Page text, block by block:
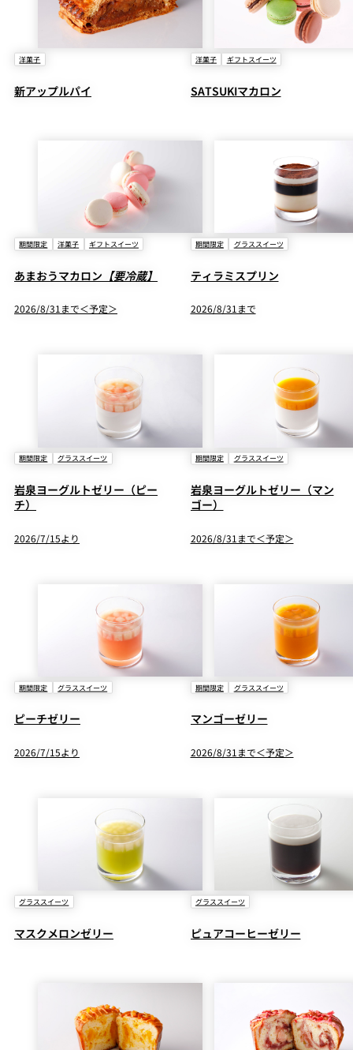
洋菓子
新アップルパイ
洋菓子 ギフトスイーツ
SATSUKIマカロン
期間限定 洋菓子 ギフトスイーツ
あまおうマカロン 【要冷蔵】
2026/8/31まで＜予定＞
期間限定 グラススイーツ
ティラミスプリン
2026/8/31まで
期間限定 グラススイーツ
岩泉ヨーグルトゼリー（ピー
チ）
2026/7/15より
期間限定 グラススイーツ
岩泉ヨーグルトゼリー（マン
ゴー）
2026/8/31まで＜予定＞
期間限定 グラススイーツ
ピーチゼリー
2026/7/15より
期間限定 グラススイーツ
マンゴーゼリー
2026/8/31まで＜予定＞
グラススイーツ
マスクメロンゼリー
グラススイーツ
ピュアコーヒーゼリー